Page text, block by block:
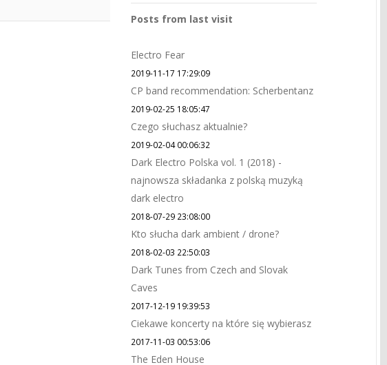
Posts from last visit
Electro Fear
2019-11-17 17:29:09
CP band recommendation: Scherbentanz
2019-02-25 18:05:47
Czego słuchasz aktualnie?
2019-02-04 00:06:32
Dark Electro Polska vol. 1 (2018) -
najnowsza składanka z polską muzyką
dark electro
2018-07-29 23:08:00
Kto słucha dark ambient / drone?
2018-02-03 22:50:03
Dark Tunes from Czech and Slovak
Caves
2017-12-19 19:39:53
Ciekawe koncerty na które się wybierasz
2017-11-03 00:53:06
The Eden House